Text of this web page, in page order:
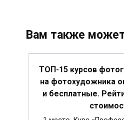
Вам также
ТОП-15 курсов
на фотохудожника
и бесплатные.